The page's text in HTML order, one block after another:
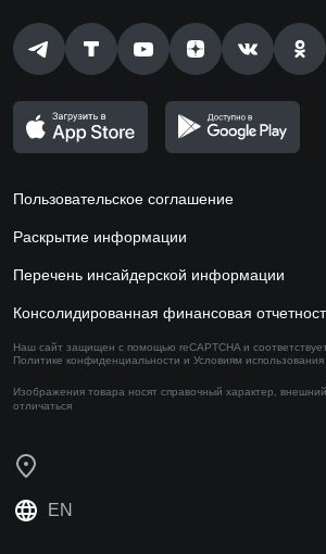
Пользовательское соглашение
Раскрытие информации
Перечень инсайдерской информации
Консолидированная финансовая
Наш сайт защищен с помощью reCAPTCHA и
Политике конфиденциальности и Условиям использования
Изображения товара носят справочный характер,
отличаться
EN